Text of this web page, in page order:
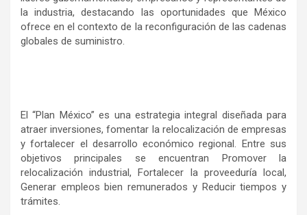
la industria, destacando las oportunidades que México
ofrece en el contexto de la reconfiguración de las cadenas
globales de suministro.
El “Plan México” es una estrategia integral diseñada para
atraer inversiones, fomentar la relocalización de empresas
y fortalecer el desarrollo económico regional. Entre sus
objetivos principales se encuentran Promover la
relocalización industrial, Fortalecer la proveeduría local,
Generar empleos bien remunerados y Reducir tiempos y
trámites.